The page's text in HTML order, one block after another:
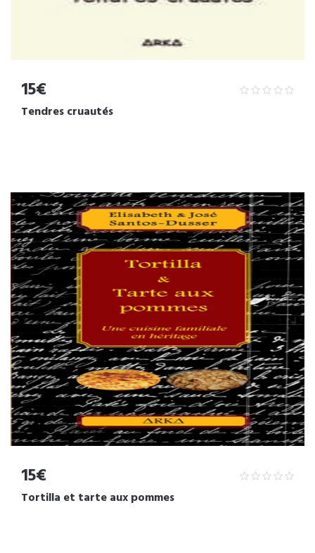
15€
Tendres cruautés
15€
Tortilla et tarte aux pommes